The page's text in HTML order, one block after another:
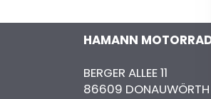
HAMANN
BERGER ALLEE 11
86609 DONAUWÖRTH